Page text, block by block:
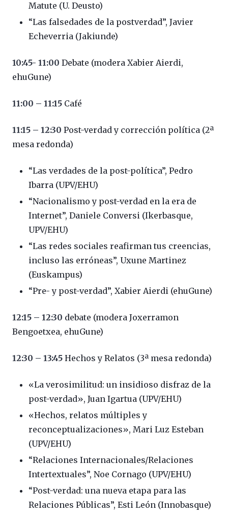
Matute (U. Deusto)
“Las falsedades de la postverdad”, Javier
Echeverria (Jakiunde)
10:45- 11:00 Debate (modera Xabier Aierdi,
ehuGune)
11:00 – 11:15 Café
11:15 – 12:30 Post-verdad y corrección política (2ª
mesa redonda)
“Las verdades de la post-política”, Pedro
Ibarra (UPV/EHU)
“Nacionalismo y post-verdad en la era de
Internet”, Daniele Conversi (Ikerbasque,
UPV/EHU)
“Las redes sociales reafirman tus creencias,
incluso las erróneas”, Uxune Martinez
(Euskampus)
“Pre- y post-verdad”, Xabier Aierdi (ehuGune)
12:15 – 12:30 debate (modera Joxerramon
Bengoetxea, ehuGune)
12:30 – 13:45 Hechos y Relatos (3ª mesa redonda)
«La verosimilitud: un insidioso disfraz de la
post-verdad», Juan Igartua (UPV/EHU)
«Hechos, relatos múltiples y
reconceptualizaciones», Mari Luz Esteban
(UPV/EHU)
“Relaciones Internacionales/Relaciones
Intertextuales”, Noe Cornago (UPV/EHU)
“Post-verdad: una nueva etapa para las
Relaciones Públicas”, Esti León (Innobasque)